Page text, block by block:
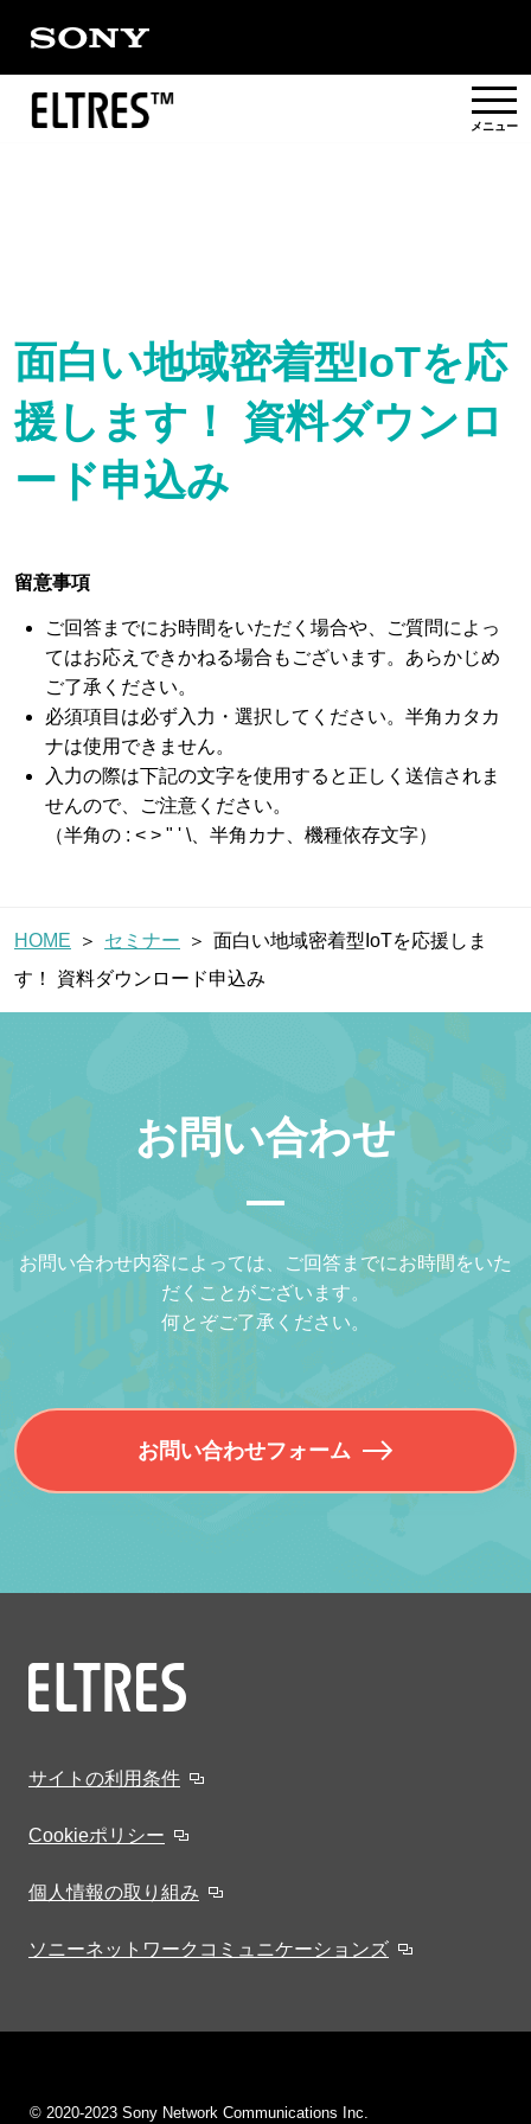
ソリューション
パートナー
パートナー企業様ログイン
面白い地域密着型IoTを応
援します！ 資料ダウンロ
ード申込み
留意事項
ご回答までにお時間をいただく場合や、ご質問によっ
てはお応えできかねる場合もございます。あらかじめ
ご了承ください。
必須項目は必ず入力・選択してください。半角カタカ
ナは使用できません。
入力の際は下記の文字を使用すると正しく送信されま
せんので、ご注意ください。
（半角の : < > " ' \、半角カナ、機種依存文字）
HOME セミナー
面白い地域密着型IoTを応援しま
す！ 資料ダウンロード申込み
お問い合わせ
お問い合わせ内容によっては、ご回答までにお時間をいた
だくことがございます。
何とぞご了承ください。
お問い合わせフォーム
サイトの利用条件
Cookieポリシー
個人情報の取り組み
ソニーネットワークコミュニケーションズ
© 2020-2023 Sony Network Communications Inc.